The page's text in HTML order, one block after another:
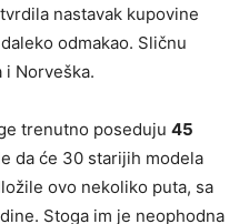
nastavak kupovine
odmakao. Sličnu
i Norveška.
trenutno poseduju 45
da će 30 starijih modela
ovo nekoliko puta, sa
Stoga im je neophodna